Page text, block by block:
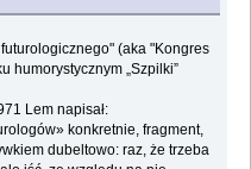
(aka "Kongres
humorystycznym „Szpilki”
Lem napisał:
konkretnie, fragment,
dubeltowo: raz, że trzeba